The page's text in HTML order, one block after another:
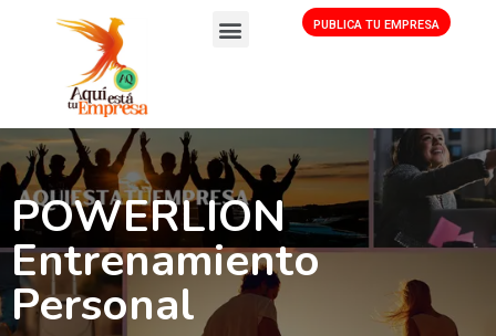
PUBLICA TU EMPRESA
POWERLION
Entrenamiento
Personal